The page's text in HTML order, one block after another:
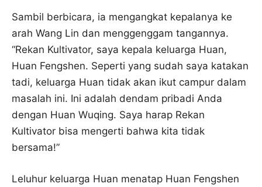
Sambil berbicara, ia mengangkat kepalanya ke
arah Wang Lin dan menggenggam tangannya.
“Rekan Kultivator, saya kepala keluarga Huan,
Huan Fengshen. Seperti yang sudah saya katakan
tadi, keluarga Huan tidak akan ikut campur dalam
masalah ini. Ini adalah dendam pribadi Anda
dengan Huan Wuqing. Saya harap Rekan
Kultivator bisa mengerti bahwa kita tidak
bersama!”
Leluhur keluarga Huan menatap Huan Fengshen